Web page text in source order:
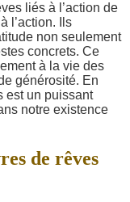
liés à l’action de
l’action. Ils
non seulement
concrets. Ce
à la vie des
générosité. En
est un puissant
notre existence
de rêves